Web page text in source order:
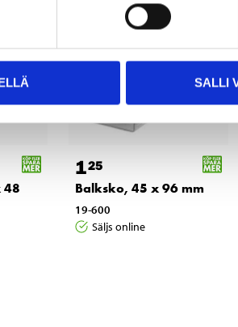
SALLI
48
125
Balksko, 45 x 96 mm
19-600
Säljs online